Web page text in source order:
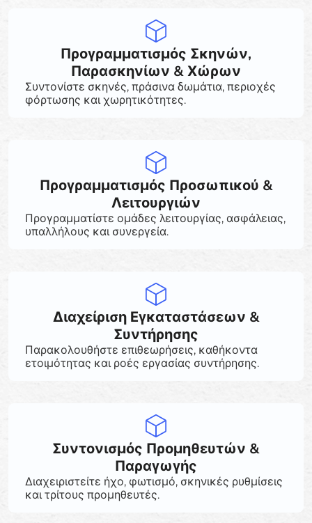
Προγραμματισμός Σκηνών,
Παρασκηνίων & Χώρων
Συντονίστε σκηνές, πράσινα δωμάτια, περιοχές
φόρτωσης και χωρητικότητες.
Προγραμματισμός Προσωπικού &
Λειτουργιών
Προγραμματίστε ομάδες λειτουργίας, ασφάλειας,
υπαλλήλους και συνεργεία.
Διαχείριση Εγκαταστάσεων &
Συντήρησης
Παρακολουθήστε επιθεωρήσεις, καθήκοντα
ετοιμότητας και ροές εργασίας συντήρησης.
Συντονισμός Προμηθευτών &
Παραγωγής
Διαχειριστείτε ήχο, φωτισμό, σκηνικές ρυθμίσεις
και τρίτους προμηθευτές.